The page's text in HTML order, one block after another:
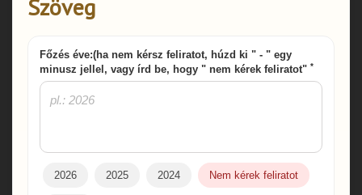
Szöveg
Főzés éve:(ha nem kérsz feliratot, húzd ki " - " egy
minusz jellel, vagy írd be, hogy " nem kérek feliratot" *
2026 2025 2024 Nem kérek feliratot